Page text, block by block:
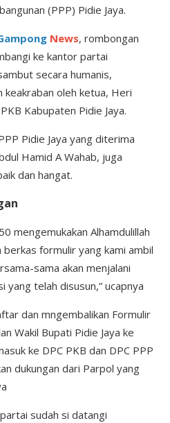
(PPP) Pidie Jaya.
News, rombongan
ke kantor partai
secara humanis,
keakraban oleh ketua, Heri
Kabupaten Pidie Jaya.
Pidie Jaya yang diterima
Hamid A Wahab, juga
dan hangat.
mengemukakan Alhamdulillah
berkas formulir yang kami ambil
sama akan menjalani
telah disusun,” ucapnya
dan mngembalikan Formulir
Wakil Bupati Pidie Jaya ke
ke DPC PKB dan DPC PPP
dukungan dari Parpol yang
sudah si datangi